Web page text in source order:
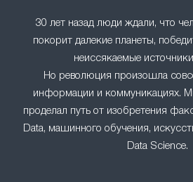
30 лет назад люди ждали, что
покорит далекие планеты,
неиссякаемые
Но революция произошла
информации и коммуникациях.
проделал путь от изобретения
Data, машинного обучения,
Data Science.